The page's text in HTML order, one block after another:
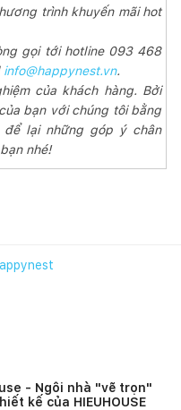
trình khuyến mãi hot
gọi tới hotline 093 468
info@happynest.vn.
của khách hàng. Bởi
bạn với chúng tôi bằng
để lại những góp ý chân
nhé!
- Ngôi nhà "vẽ trọn"
kế của HIEUHOUSE